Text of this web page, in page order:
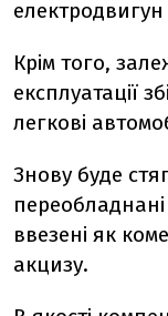
Крім того,
експлуатації
легкові
Знову буде
переобладнані
ввезені як
акцизу.